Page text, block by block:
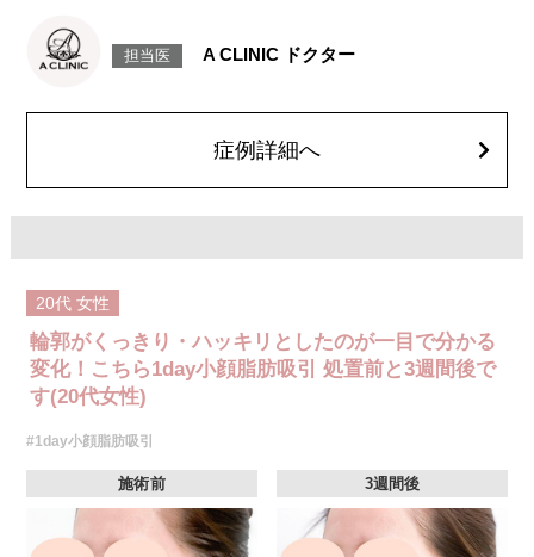
感などが術後一時的に生じることがございます。また、稀に貧血、細菌感
染症、左右差、施術箇所の知覚鈍麻、ぼこつき、硬結、瘢痕化、色素沈
顔の脂肪吸引箇所の追加 1ヶ所ごと+162,800円(税込)
オプション：笑気麻酔 3,300円(税込)
担当医 A CLINIC ドクター
症例詳細へ
20代 女性
輪郭がくっきり・ハッキリとしたのが一目で分かる
変化！こちら1day小顔脂肪吸引 処置前と3週間後で
す(20代女性)
#1day小顔脂肪吸引
施術前 3週間後